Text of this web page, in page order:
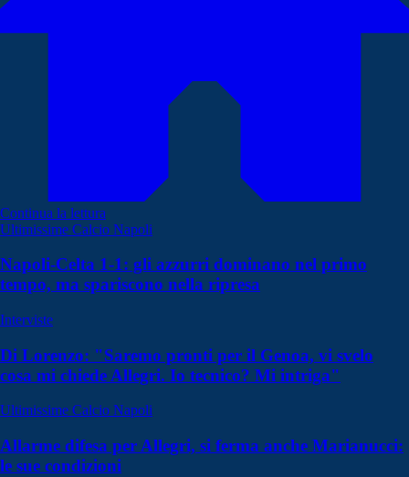
Continua la lettura
Ultimissime Calcio Napoli
Napoli-Celta 1-1: gli azzurri dominano nel primo
tempo, ma spariscono nella ripresa
Interviste
Di Lorenzo: "Saremo pronti per il Genoa, vi svelo
cosa mi chiede Allegri. Io tecnico? Mi intriga"
Ultimissime Calcio Napoli
Allarme difesa per Allegri, si ferma anche Marianucci:
le sue condizioni